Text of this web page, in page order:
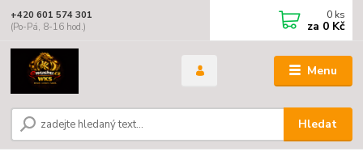
Menu
Hledat
+420 601 574 301
(Po-Pá, 8-16 hod.)
0 ks
za 0 Kč